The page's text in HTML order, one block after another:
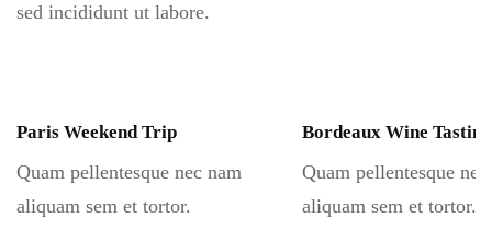
sed incididunt ut labore.
Paris Weekend Trip
Quam pellentesque nec nam
aliquam sem et tortor.
Bordeaux Wine Tasting
Quam pellentesque
aliquam sem et tortor.